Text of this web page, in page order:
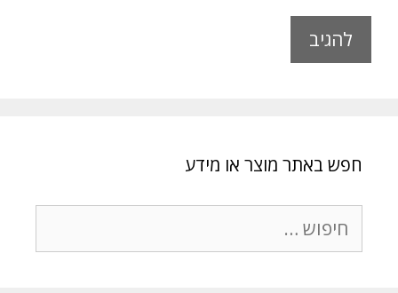
nחפש באתר מוצר או מידע
חיפוש: